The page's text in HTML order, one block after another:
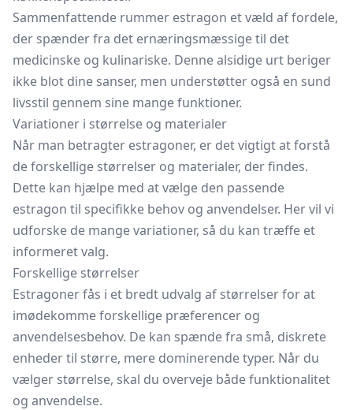
Sammenfattende rummer estragon et væld af fordele,
der spænder fra det ernæringsmæssige til det
medicinske og kulinariske. Denne alsidige urt beriger
ikke blot dine sanser, men understøtter også en sund
livsstil gennem sine mange funktioner.
Variationer i størrelse og materialer
Når man betragter estragoner, er det vigtigt at forstå
de forskellige størrelser og materialer, der findes.
Dette kan hjælpe med at vælge den passende
estragon til specifikke behov og anvendelser. Her vil vi
udforske de mange variationer, så du kan træffe et
informeret valg.
Forskellige størrelser
Estragoner fås i et bredt udvalg af størrelser for at
imødekomme forskellige præferencer og
anvendelsesbehov. De kan spænde fra små, diskrete
enheder til større, mere dominerende typer. Når du
vælger størrelse, skal du overveje både funktionalitet
og anvendelse.